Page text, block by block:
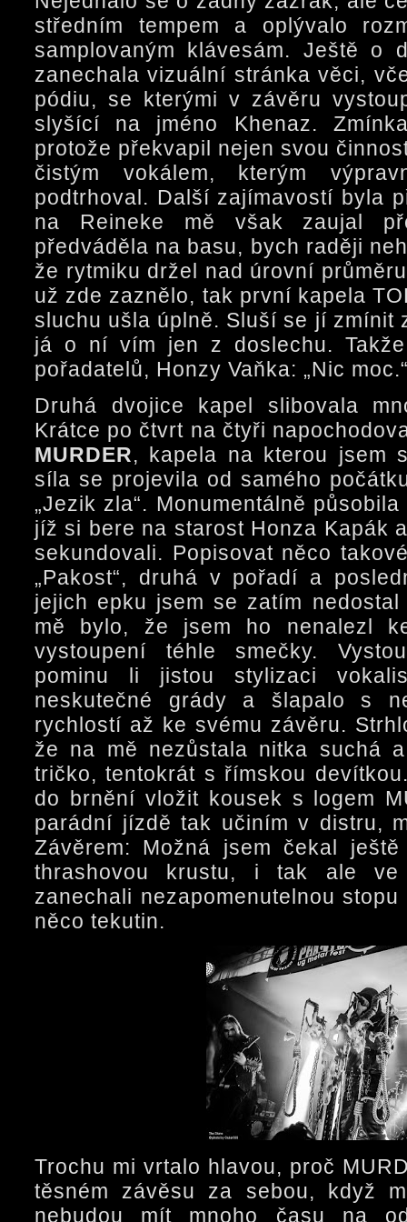
středním tempem a oplývalo
samplovaným klávesám. Ještě o
zanechala vizuální stránka věci,
pódiu, se kterými v závěru
slyšící na jméno Khenaz.
protože překvapil nejen svou
čistým vokálem, kterým
podtrhoval. Další zajímavostí byla
na Reineke mě však zaujal
předváděla na basu, bych raději
že rytmiku držel nad úrovní
už zde zaznělo, tak první kapela
sluchu ušla úplně. Sluší se jí zmínit
já o ní vím jen z doslechu.
pořadatelů, Honzy Vaňka: „Nic
Druhá dvojice kapel slibovala
Krátce po čtvrt na čtyři
MURDER, kapela na kterou jsem
síla se projevila od samého
„Jezik zla“. Monumentálně
jíž si bere na starost Honza Kapák
sekundovali. Popisovat něco
„Pakost“, druhá v pořadí a
jejich epku jsem se zatím
mě bylo, že jsem ho nenalezl
vystoupení téhle smečky.
pominu li jistou stylizaci
neskutečné grády a šlapalo s
rychlostí až ke svému závěru.
že na mě nezůstala nitka suchá
tričko, tentokrát s římskou
do brnění vložit kousek s logem
parádní jízdě tak učiním v distru,
Závěrem: Možná jsem čekal
thrashovou krustu, i tak ale
zanechali nezapomenutelnou
něco tekutin.
Trochu mi vrtalo hlavou, proč
těsném závěsu za sebou, když
nebudou mít mnoho času na